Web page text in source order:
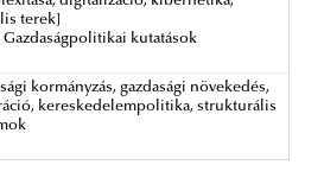
terek]
Gazdaságpolitikai kutatások
kormányzás, gazdasági növekedés,
kereskedelempolitika, strukturális